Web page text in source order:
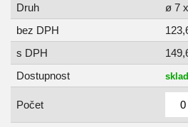
Druh
ø 7
bez DPH
s DPH
Dostupnost
Počet